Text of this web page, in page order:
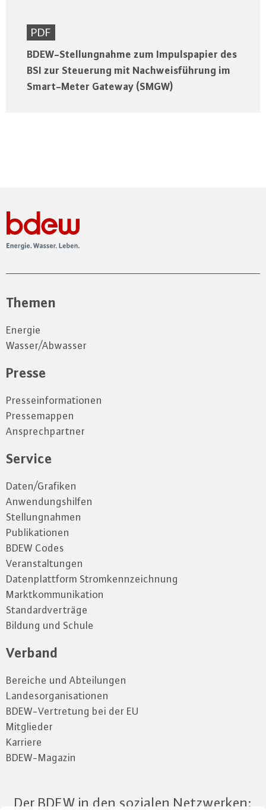
PDF
BDEW-Stellungnahme zum Impulspapier des
BSI zur Steuerung mit Nachweisführung im
Smart-Meter Gateway (SMGW)
Themen
Energie
Wasser/Abwasser
Presse
Presseinformationen
Pressemappen
Ansprechpartner
Service
Daten/Grafiken
Anwendungshilfen
Stellungnahmen
Publikationen
BDEW Codes
Veranstaltungen
Datenplattform Stromkennzeichnung
Marktkommunikation
Standardverträge
Bildung und Schule
Verband
Bereiche und Abteilungen
Landesorganisationen
BDEW-Vertretung bei der EU
Mitglieder
Karriere
BDEW-Magazin
Der BDEW in den sozialen Netzwerken: